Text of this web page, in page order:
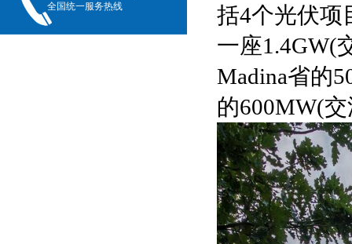
全国统一服务热线
括4个光伏项
一座1.4GW(
Madina省的
的600MW(